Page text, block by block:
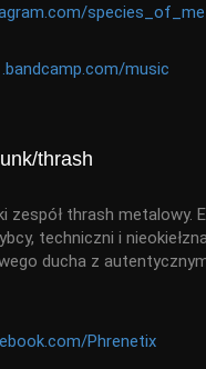
music
thrash
zespół thrash metalowy.
techniczni i
ducha z
Phrenetix